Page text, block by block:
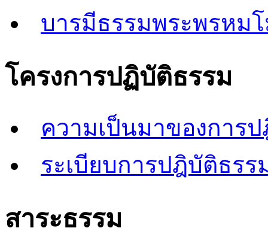
บารมีธรรมพระพรหม
โครงการปฏิบัติธรรม
ความเป็นมาของการ
ระเบียบการปฎิบัติธร
สาระธรรม